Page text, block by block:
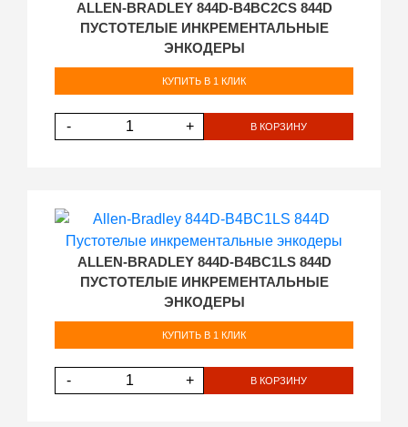
ALLEN-BRADLEY 844D-B4BC2CS 844D
ПУСТОТЕЛЫЕ ИНКРЕМЕНТАЛЬНЫЕ
ЭНКОДЕРЫ
КУПИТЬ В 1 КЛИК
- + В КОРЗИНУ
ALLEN-BRADLEY 844D-B4BC1LS 844D
ПУСТОТЕЛЫЕ ИНКРЕМЕНТАЛЬНЫЕ
ЭНКОДЕРЫ
КУПИТЬ В 1 КЛИК
- + В КОРЗИНУ